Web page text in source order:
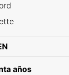
años